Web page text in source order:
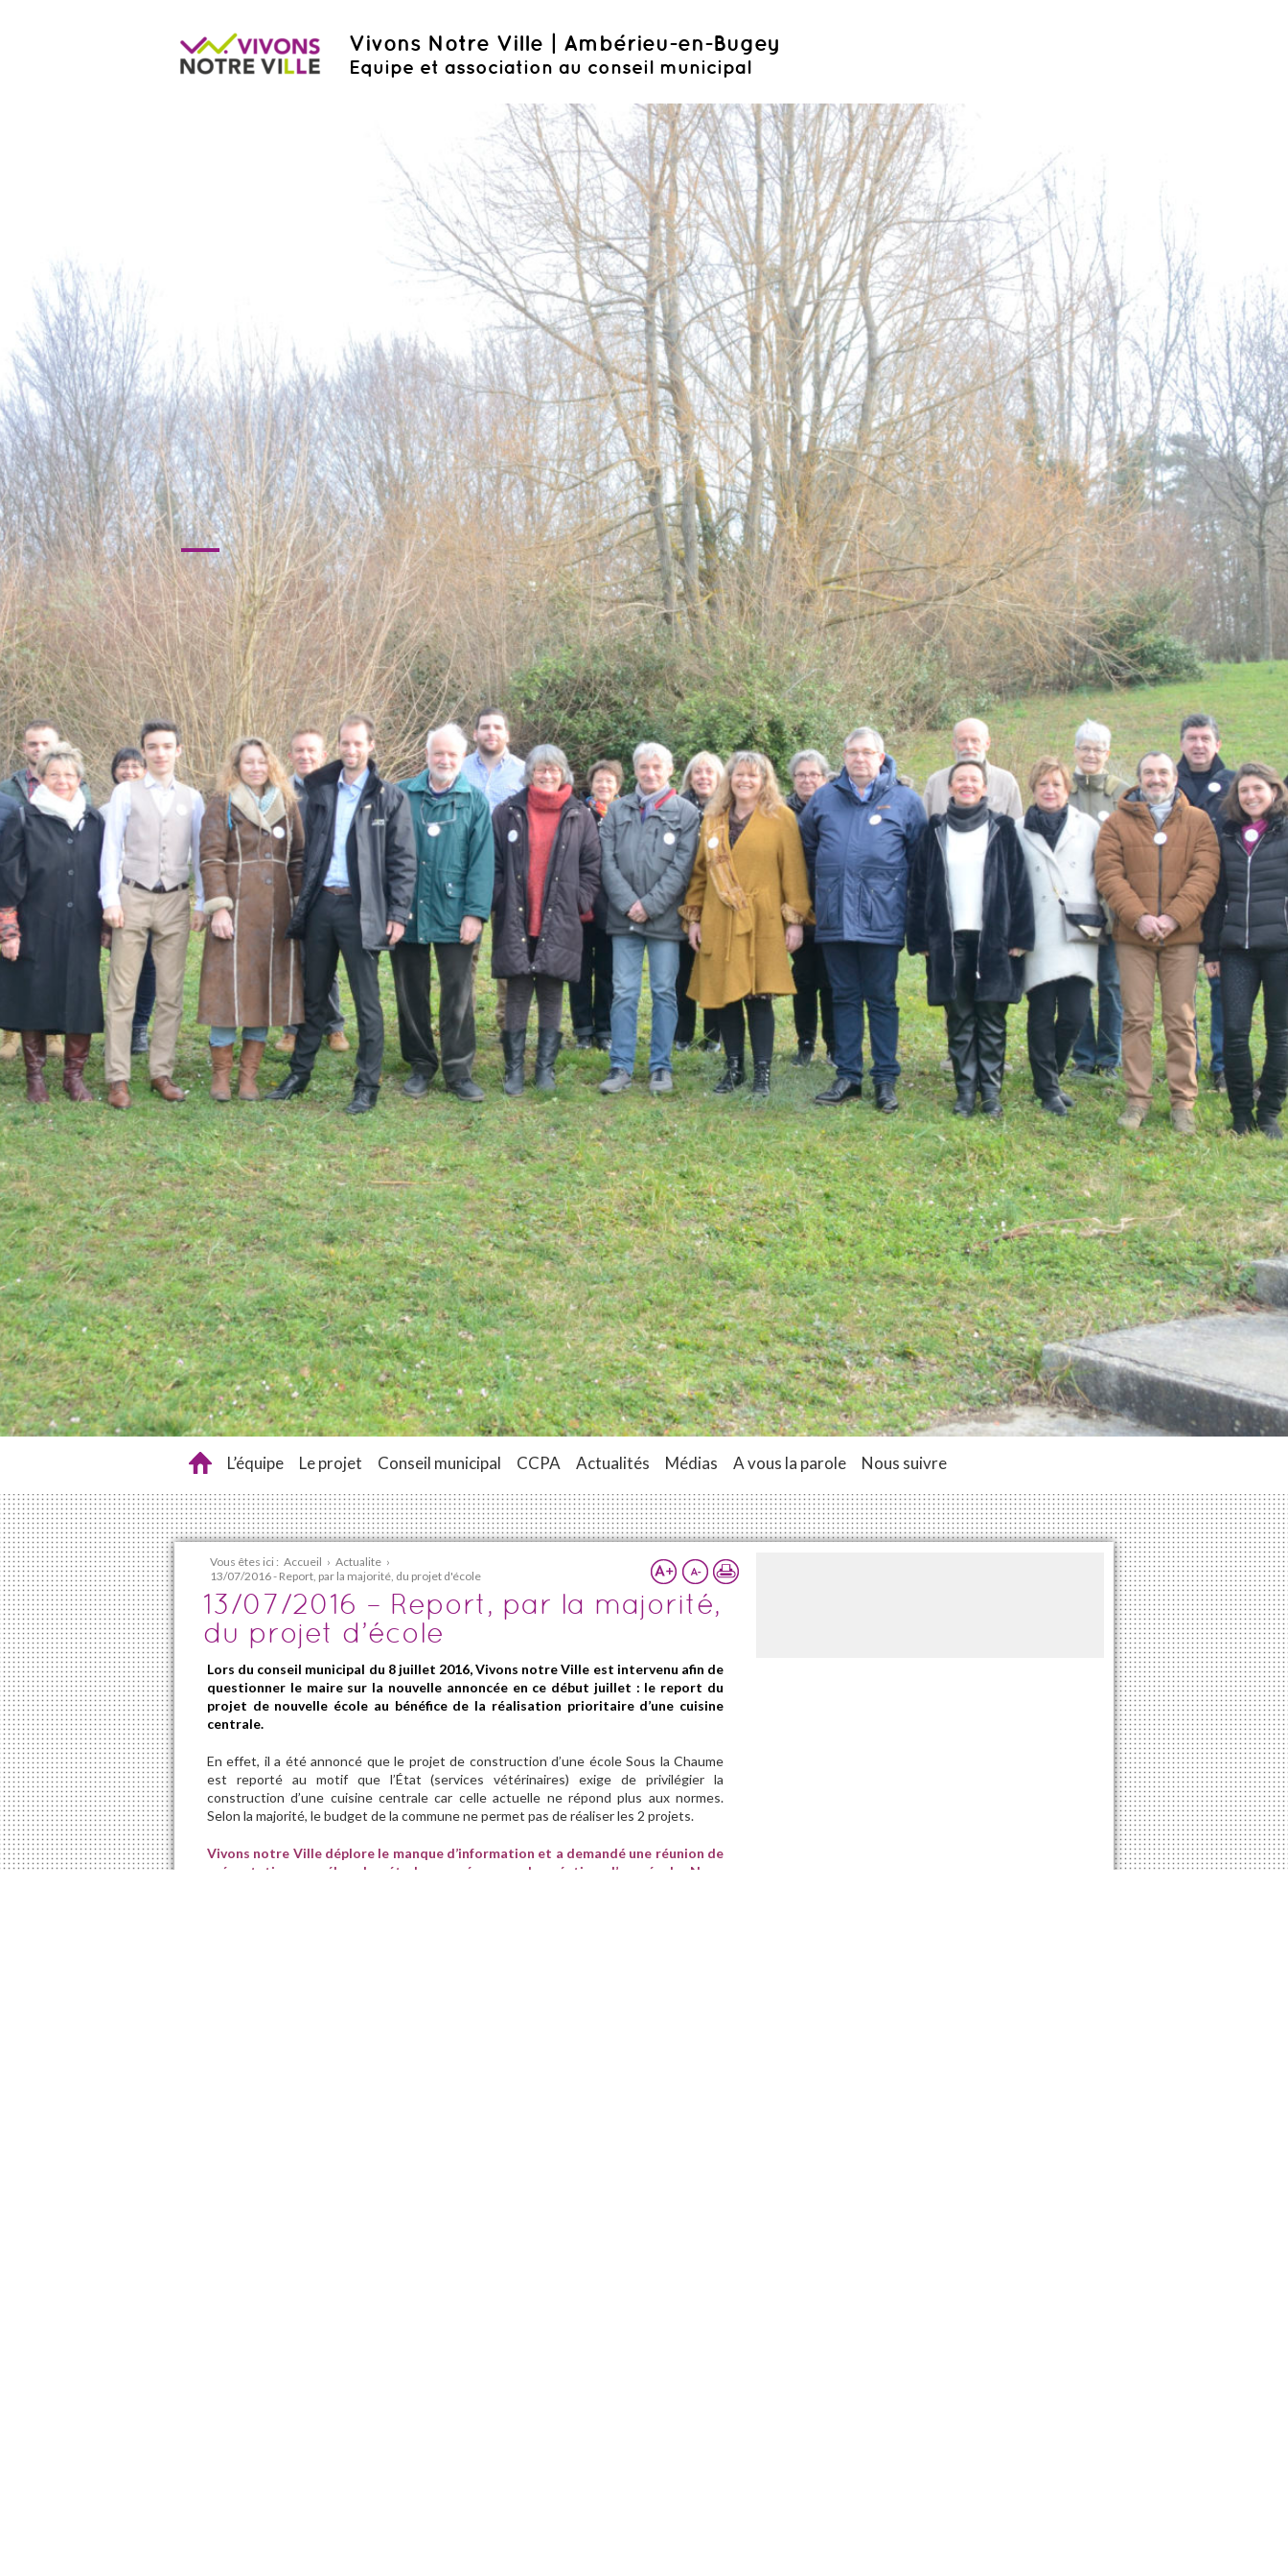
Vivons Notre Ville | Ambérieu-en-Bugey
Equipe et association au conseil municipal
L’équipe Le projet Conseil municipal CCPA Actualités Médias A vous la parole Nous suivre
Vous êtes ici : Accueil › Actualite ›
13/07/2016 - Report, par la majorité, du projet d'école
13/07/2016 – Report, par la majorité,
du projet d’école
Lors du conseil municipal du 8 juillet 2016, Vivons notre Ville est intervenu afin de
questionner le maire sur la nouvelle annoncée en ce début juillet : le report du
projet de nouvelle école au bénéfice de la réalisation prioritaire d’une cuisine
centrale.
En effet, il a été annoncé que le projet de construction d’une école Sous la Chaume
est reporté au motif que l’État (services vétérinaires) exige de privilégier la
construction d’une cuisine centrale car celle actuelle ne répond plus aux normes.
Selon la majorité, le budget de la commune ne permet pas de réaliser les 2 projets.
Vivons notre Ville déplore le manque d’information et a demandé une réunion de
présentation aux élus des études menées pour la création d’une école. Nous